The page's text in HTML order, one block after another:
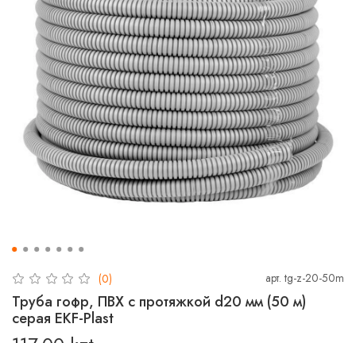
(0) арт.tg-z-20-50m
Труба гофр, ПВХ с протяжкой d20 мм (50 м)
серая EKF-Plast